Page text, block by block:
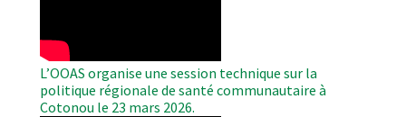
L’OOAS organise une session technique sur la
politique régionale de santé communautaire à
Cotonou le 23 mars 2026.